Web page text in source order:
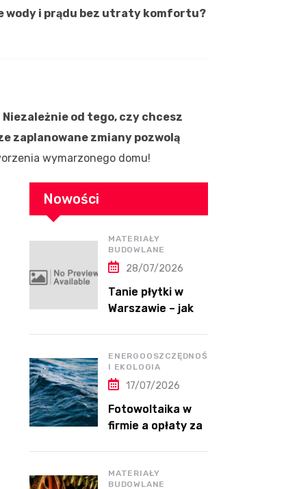
wody i prądu bez utraty komfortu?
Niezależnie od tego, czy chcesz
zaplanowane zmiany pozwolą
wymarzonego domu!
Nowości
MATERIAŁY
BUDOWLANE
28/07/2026
Tanie płytki w
Warszawie – jak
przepłacania?
ENERGOOSZCZĘDNOŚĆ
I EKOLOGIA
17/07/2026
Fotowoltaika w
firmie a opłaty za
MATERIAŁY
BUDOWLANE